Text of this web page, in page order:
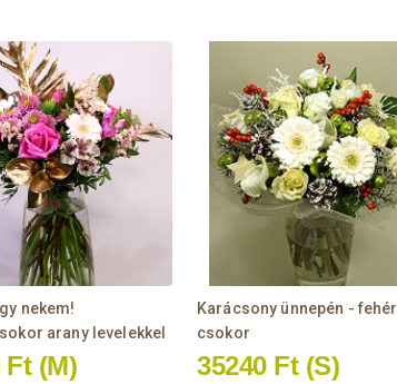
nekem!
arany levelekkel
Ft (M)
Karácsony ünnepén - fehér
csokor
35240 Ft (S)